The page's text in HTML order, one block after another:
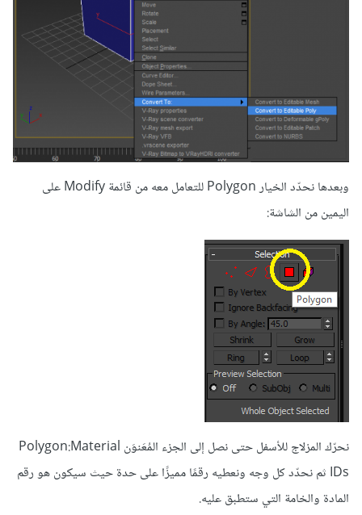
وبعدها نحدّد الخيار Polygon للتعامل معه من قائمة Modify على
اليمين من الشاشة:
نحرّك المزلاج للأسفل حتى نصل إلى الجزء المُعَنوَن Polygon:Material
IDs ثم نحدّد كل وجه ونعطيه رقمًا مميزًا على حدة حيث سيكون هو رقم
المادة والخامة التي ستطبق عليه.